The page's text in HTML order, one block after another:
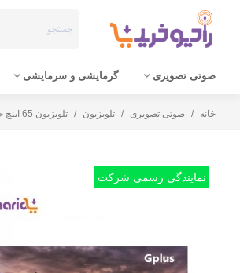
صوتی تصویری گرمایشی و سرمایشی
خانه / صوتی تصویری / تلویزیون / تلویزیون 65 اینچ جی پلاس مدل GPLUS GTV-65SU788N
نمایندگی رسمی شرکت